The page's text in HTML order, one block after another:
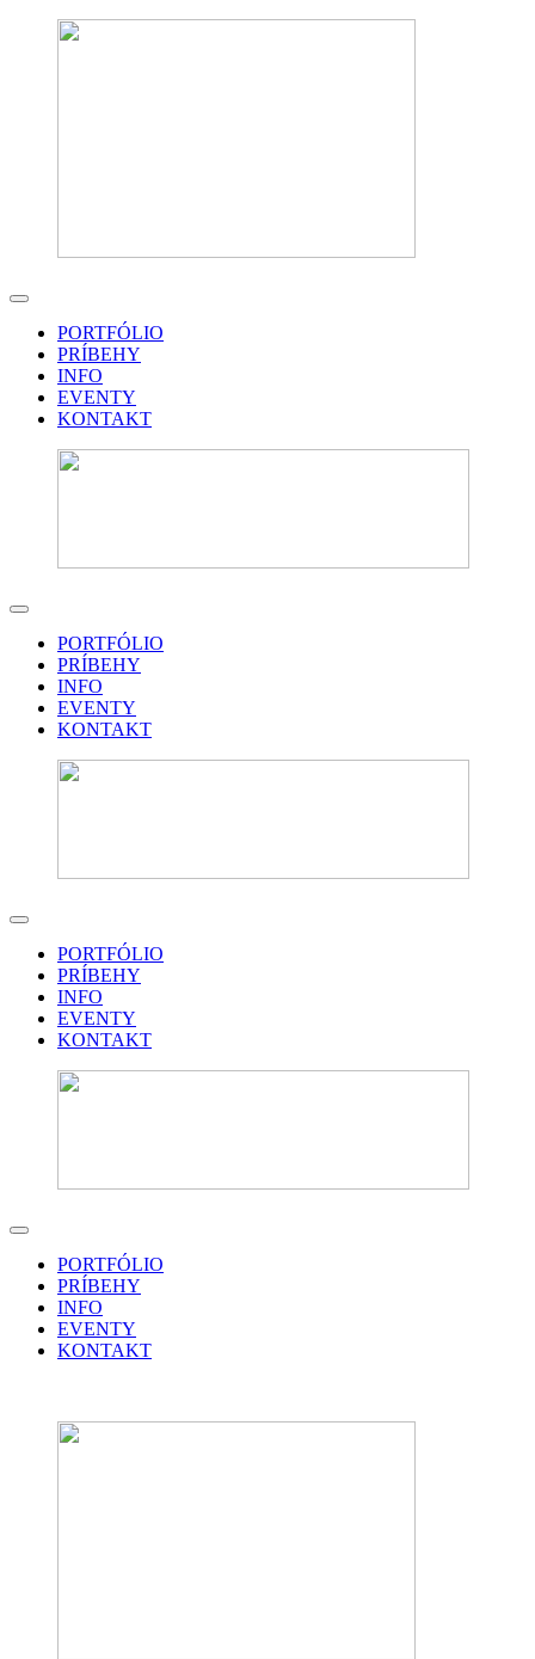
PORTFÓLIO
PRÍBEHY
INFO
EVENTY
KONTAKT
PORTFÓLIO
PRÍBEHY
INFO
EVENTY
KONTAKT
PORTFÓLIO
PRÍBEHY
INFO
EVENTY
KONTAKT
PORTFÓLIO
PRÍBEHY
INFO
EVENTY
KONTAKT